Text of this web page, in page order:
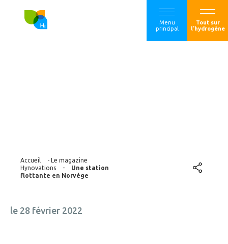
Menu
principal
Tout sur
l'hydrogène
Accueil - Le magazine
Hynovations
-
Une station
flottante en Norvège
le 28 février 2022